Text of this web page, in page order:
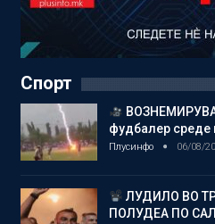
Спорт
фудбалер среде
Плусинфо 06/08/
ЛУДИЛО ВО
ПОЛУДЕА ПО